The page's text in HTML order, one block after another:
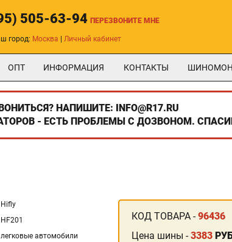
505-63-94 ПЕРЕЗВОНИТЕ МНЕ
город: Москва Личный кабинет
ОПТ ИНФОРМАЦИЯ КОНТАКТЫ
НАПИШИТЕ: INFO@R17.RU
- ЕСТЬ ПРОБЛЕМЫ С ДОЗВОНОМ.
Hifly
HF201
легковые автомобили
КОД ТОВАРА -96436
Цена шины -3383